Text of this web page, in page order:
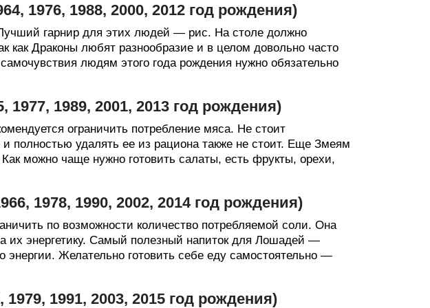
1976, 1988, 2000, 2012 год рождения)
гарнир для этих людей — рис. На столе должно
как Драконы любят разнообразие и в целом довольно часто
людям этого года рождения нужно обязательно
1977, 1989, 2001, 2013 год рождения)
ограничить потребление мяса. Не стоит
полностью удалять ее из рациона также не стоит. Еще Змеям
можно чаще нужно готовить салаты, есть фрукты, орехи,
1978, 1990, 2002, 2014 год рождения)
по возможности количество потребляемой соли. Она
их энергетику. Самый полезный напиток для Лошадей —
Желательно готовить себе еду самостоятельно —
1979, 1991, 2003, 2015 год рождения)